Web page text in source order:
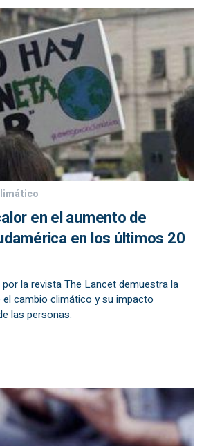
en el aumento de
en los últimos 20
la revista The Lancet demuestra la
cambio climático y su impacto
las personas.